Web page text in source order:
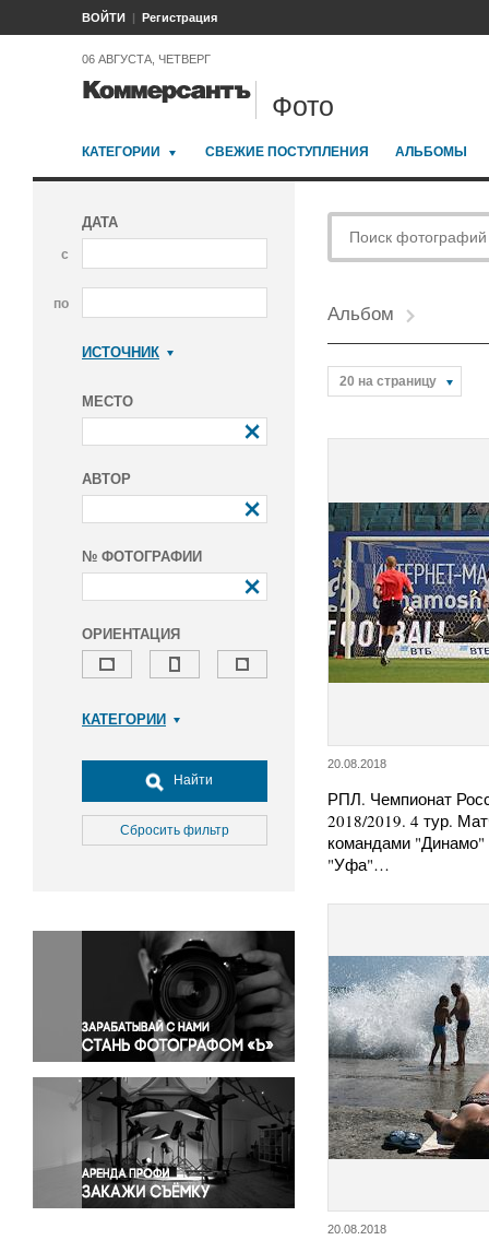
ВОЙТИ Регистрация
06 АВГУСТА, ЧЕТВЕРГ
Фото
КАТЕГОРИИ СВЕЖИЕ ПОСТУПЛЕНИЯ АЛЬБОМЫ
ДАТА
с
по
ИСТОЧНИК
МЕСТО
АВТОР
№ ФОТОГРАФИИ
ОРИЕНТАЦИЯ
КАТЕГОРИИ
Досуг, туризм и отдых
Культура
Медицина
Окружающая среда
Политика
Правосудие
Происшествия и конфликты
Религия
Светская жизнь
Спорт
Экология
Экономика и бизнес
Найти
Сбросить фильтр
Альбом
20 на страницу
20.08.2018
РПЛ. Чемпионат
2018/2019. 4 тур.
командами
"Уфа"…
20.08.2018